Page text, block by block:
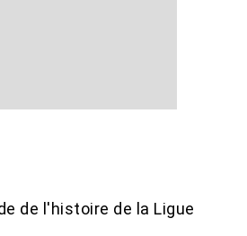
de l'histoire de la Ligue